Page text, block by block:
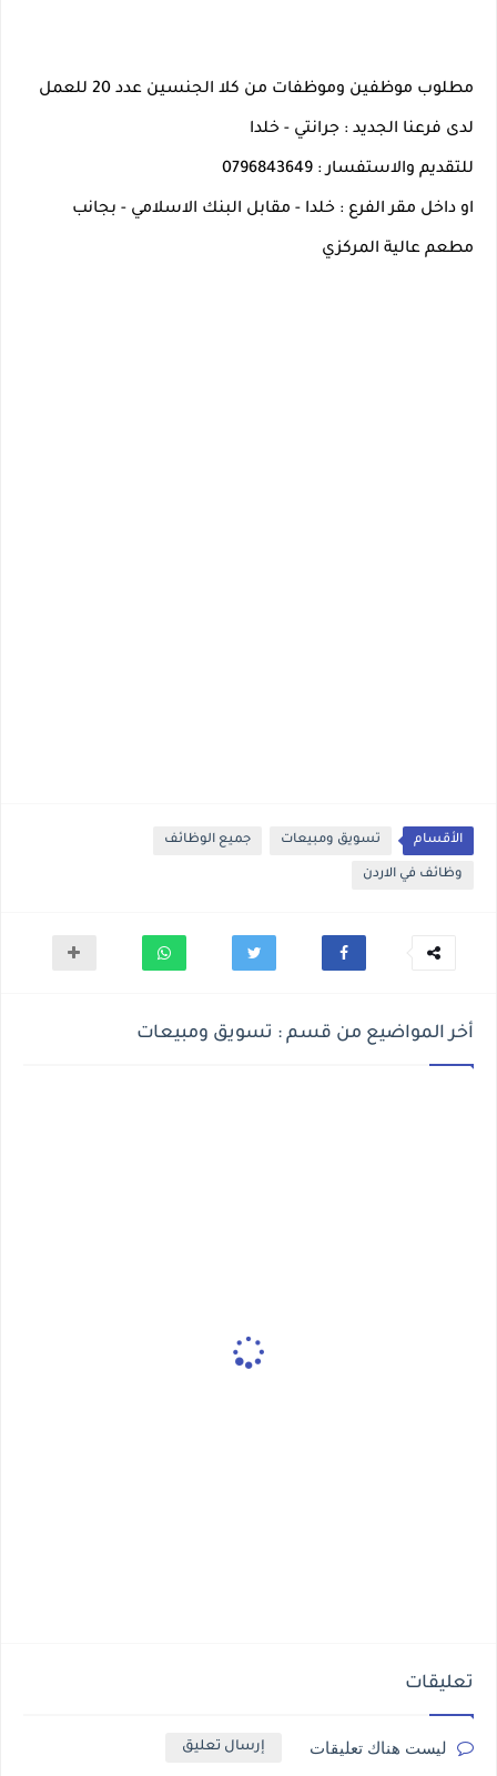
لدى فرعنا الجديد : جرانتي - خلدا
للتقديم والاستفسار : 0796843649
مطعم عالية المركزي
الأقسام تسويق ومبيعات جميع الوظائف
وظائف في الاردن
أخر المواضيع من قسم : تسويق ومبيعات
تعليقات
ليست هناك تعليقات إرسال تعليق